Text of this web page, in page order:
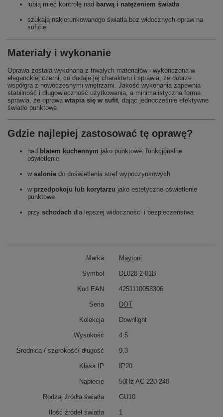
lubią mieć kontrolę nad barwą i natężeniem światła
szukają nakierunkowanego światła bez widocznych opraw na
suficie
Materiały i wykonanie
Oprawa została wykonana z trwałych materiałów i wykończona w
eleganckiej czerni, co dodaje jej charakteru i sprawia, że dobrze
współgra z nowoczesnymi wnętrzami. Jakość wykonania zapewnia
stabilność i długowieczność użytkowania, a minimalistyczna forma
sprawia, że oprawa wtapia się w sufit, dając jednocześnie efektywne
światło punktowe.
Gdzie najlepiej zastosować tę oprawę?
nad blatem kuchennym jako punktowe, funkcjonalne
oświetlenie
w salonie do doświetlenia stref wypoczynkowych
w przedpokoju lub korytarzu jako estetyczne oświetlenie
punktowe
przy schodach dla lepszej widoczności i bezpieczeństwa
Marka Maytoni
Symbol DL028-2-01B
Kod EAN 4251110058306
Seria DOT
Kolekcja Downlight
Wysokość 4,5
Średnica / szerokość/ długość 9,3
Klasa IP IP20
Napiecie 50Hz AC 220-240
Rodzaj źródła światła GU10
Ilość źródeł światła 1